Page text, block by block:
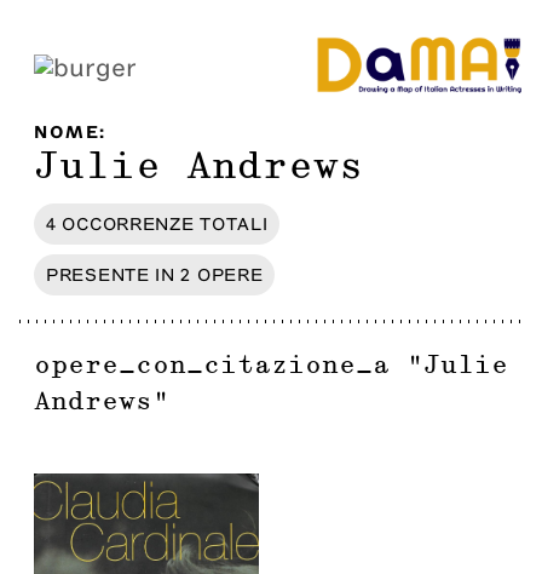
NOME:
Julie Andrews
4 OCCORRENZE TOTALI
PRESENTE IN 2 OPERE
opere_con_citazione_a " Julie
Andrews "